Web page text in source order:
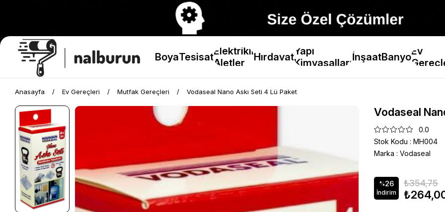
BoyaTesisatElektrikli
Aletler
HırdavatYapı
KimyasallarıİnşaatBanyoEv
Anasayfa Ev Gereçleri Mutfak Gereçleri Vodaseal Nano Askı Seti 4 Lü Paket
Vodaseal
0.0
Stok Kodu
MH004
Marka : Vodaseal
%26
İndirim
₺354,75